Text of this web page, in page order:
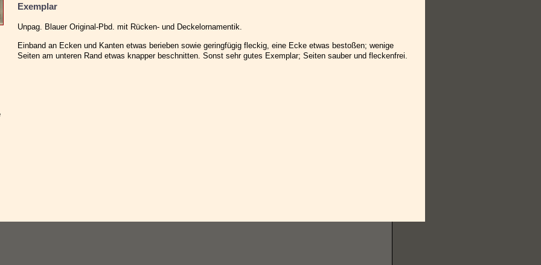
Exemplar
Unpag. Blauer Original-Pbd. mit Rücken- und Deckelornamentik.
Einband an Ecken und Kanten etwas berieben sowie geringfügig fleckig, eine Ecke etwas bestoßen; wenige
Seiten am unteren Rand etwas knapper beschnitten. Sonst sehr gutes Exemplar; Seiten sauber und fleckenfrei.